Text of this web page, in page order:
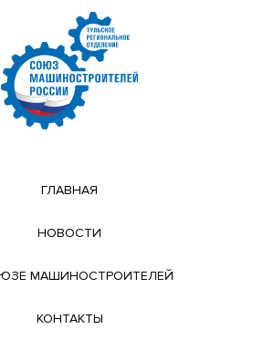
ГЛАВНАЯ
НОВОСТИ
МАШИНОСТРОИТЕЛЕЙ
КОНТАКТЫ